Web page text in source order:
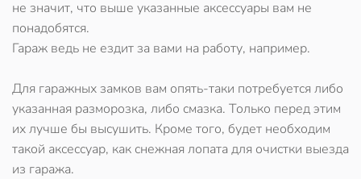
не значит, что выше указанные аксессуары вам не
понадобятся.
Гараж ведь не ездит за вами на работу, например.
Для гаражных замков вам опять-таки потребуется либо
указанная разморозка, либо смазка. Только перед этим
их лучше бы высушить. Кроме того, будет необходим
такой аксессуар, как снежная лопата для очистки выезда
из гаража.